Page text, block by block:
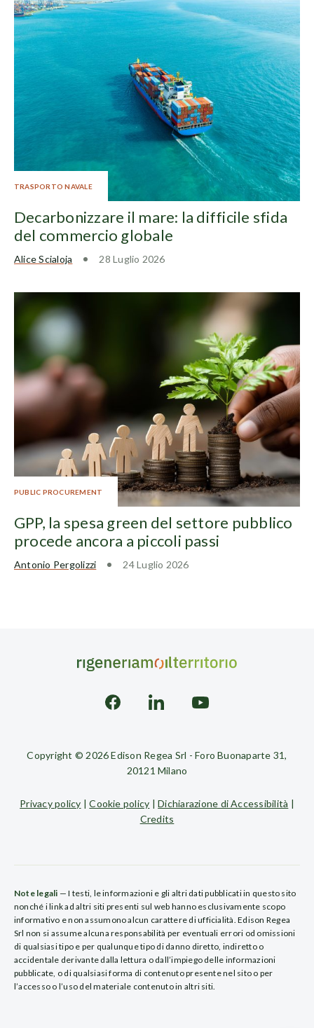
TRASPORTO NAVALE
Decarbonizzare il mare: la difficile sfida
del commercio globale
Alice Scialoja 28 Luglio 2026
PUBLIC PROCUREMENT
GPP, la spesa green del settore pubblico
procede ancora a piccoli passi
Antonio Pergolizzi 24 Luglio 2026
Copyright © 2026 Edison Regea Srl - Foro Buonaparte 31,
20121 Milano
Privacy policy |Cookie policy |Dichiarazione di Accessibilità |
Credits
Note legali — I testi, le informazioni e gli altri dati pubblicati in questo sito
nonché i link ad altri siti presenti sul web hanno esclusivamente scopo
informativo e non assumono alcun carattere di ufficialità. Edison Regea
Srl non si assume alcuna responsabilità per eventuali errori od omissioni
di qualsiasi tipo e per qualunque tipo di danno diretto, indiretto o
accidentale derivante dalla lettura o dall’impiego delle informazioni
pubblicate, o di qualsiasi forma di contenuto presente nel sito o per
l’accesso o l’uso del materiale contenuto in altri siti.